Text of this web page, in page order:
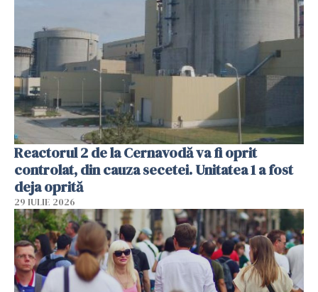
Reactorul 2 de la Cernavodă va fi oprit
controlat, din cauza secetei. Unitatea 1 a fost
deja oprită
29 IULIE 2026